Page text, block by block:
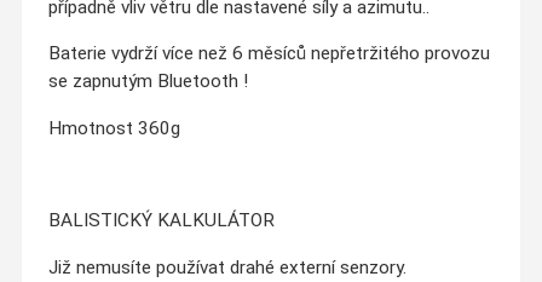
případně vliv větru dle nastavené síly a azimutu..
Baterie vydrží více než 6 měsíců nepřetržitého provozu
se zapnutým Bluetooth !
Hmotnost 360g
BALISTICKÝ KALKULÁTOR
Již nemusíte používat drahé externí senzory.